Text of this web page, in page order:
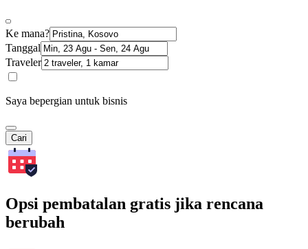
Ke mana?
Tanggal
Traveler
Saya bepergian untuk bisnis
Cari
Opsi pembatalan gratis jika rencana
berubah